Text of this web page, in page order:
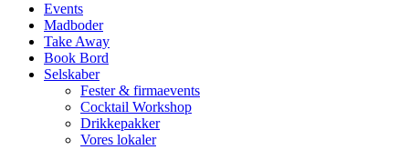
Events
Madboder
Take Away
Book Bord
Selskaber
Fester & firmaevents
Cocktail Workshop
Drikkepakker
Vores lokaler